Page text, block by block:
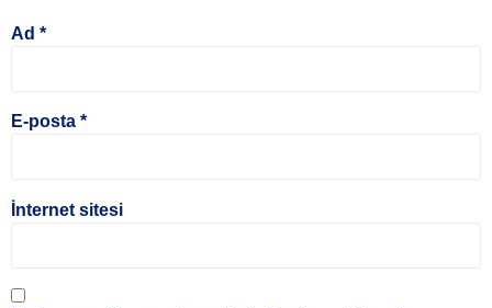
Ad *
E-posta *
İnternet sitesi